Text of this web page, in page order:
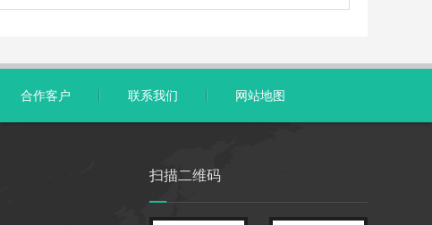
合作客户 联系我们 网站地图
扫描二维码